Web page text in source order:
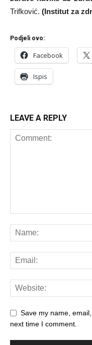
Trifković. (Institut za
Podjeli ovo:
Facebook
Ispis
LEAVE A REPLY
Save my name,
next time I comment.